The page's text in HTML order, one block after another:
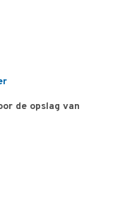
de opslag van